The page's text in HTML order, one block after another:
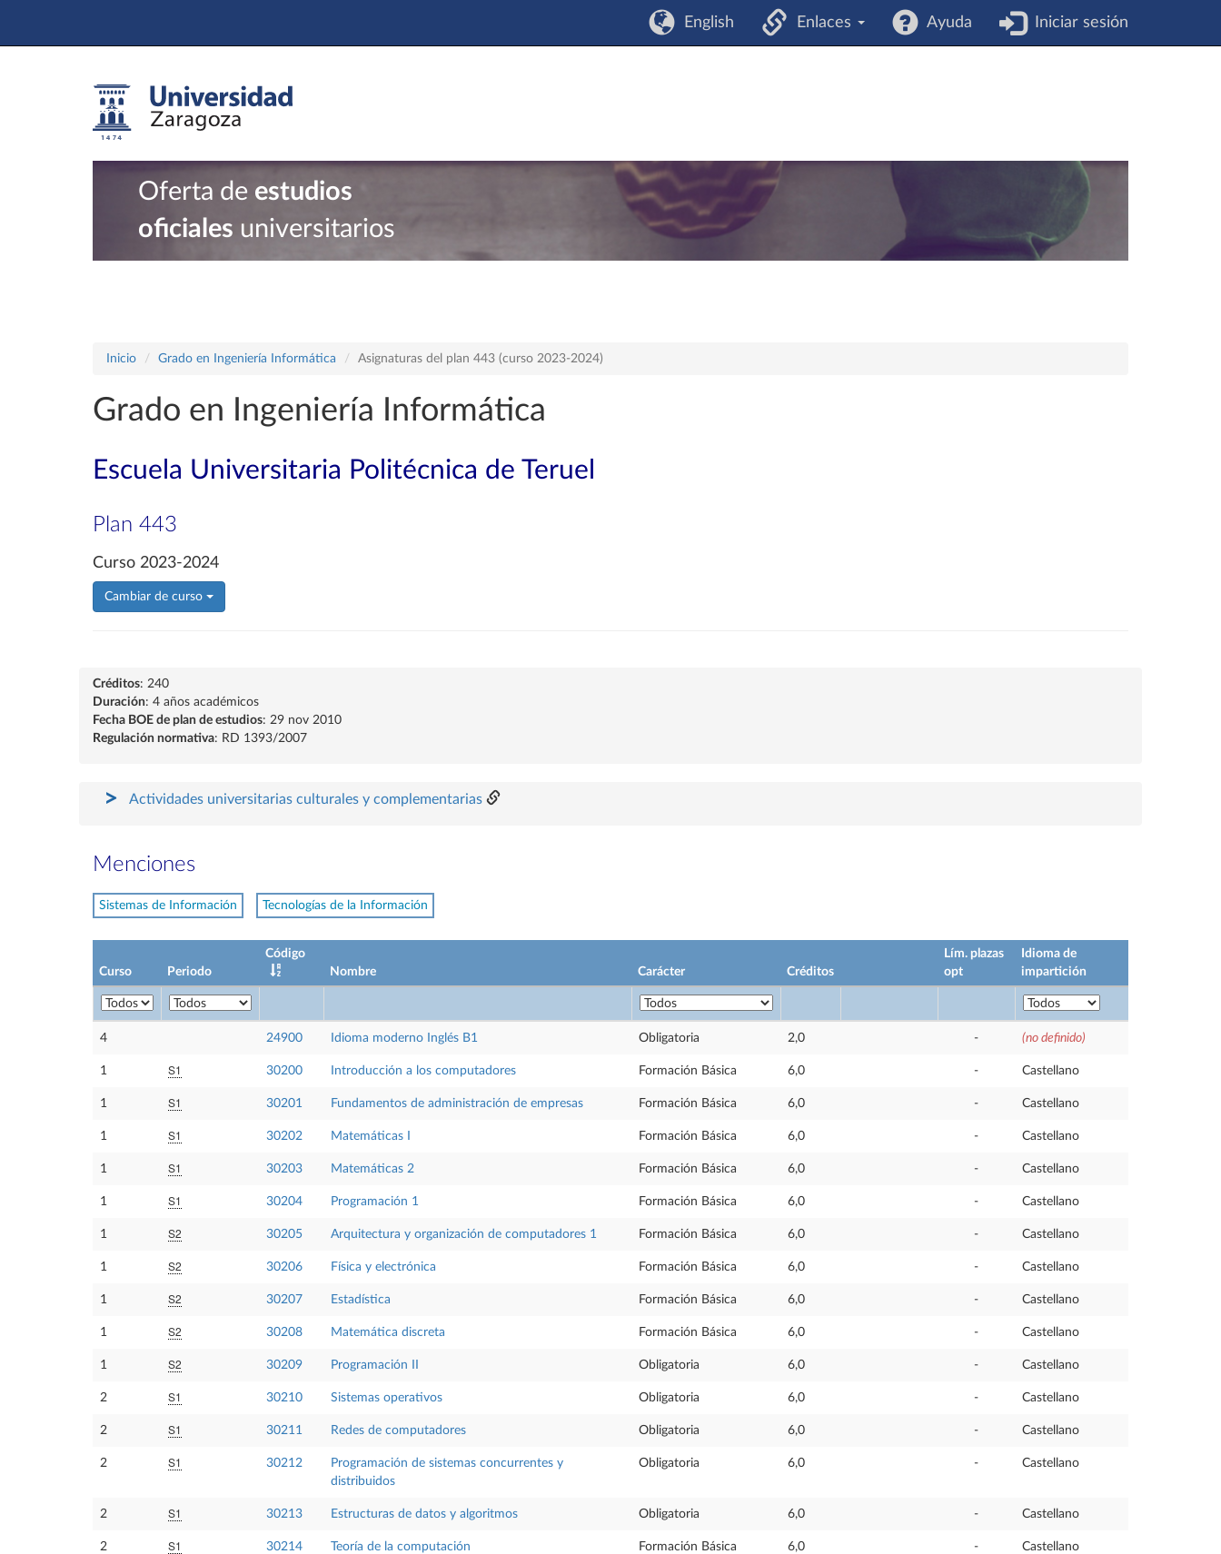
English Enlaces Ayuda Iniciar sesión
Oferta de estudios
oficiales universitarios
Inicio Grado en Ingeniería Informática Asignaturas del plan 443 (curso 2023-2024)
Grado en Ingeniería Informática
Escuela Universitaria Politécnica de Teruel
Plan 443
Curso 2023-2024
Cambiar de curso
Créditos: 240
Duración: 4 años académicos
Fecha BOE de plan de estudios: 29 nov 2010
Regulación normativa: RD 1393/2007
Actividades universitarias culturales y complementarias
Menciones
Sistemas de Información Tecnologías de la Información
Curso Periodo
Código
Nombre
Carácter Créditos
Lím. plazas
opt
Idioma de
impartición
4 24900 Idioma moderno Inglés B1 Obligatoria 2,0 - (no definido)
1 S1 30200 Introducción a los computadores Formación Básica 6,0 - Castellano
1 S1 30201 Fundamentos de administración de empresas Formación Básica 6,0 - Castellano
1 S1 30202 Matemáticas I Formación Básica 6,0 - Castellano
1 S1 30203 Matemáticas 2 Formación Básica 6,0 - Castellano
1 S1 30204 Programación 1 Formación Básica 6,0 - Castellano
1 S2 30205 Arquitectura y organización de computadores 1 Formación Básica 6,0 - Castellano
1 S2 30206 Física y electrónica Formación Básica 6,0 - Castellano
1 S2 30207 Estadística Formación Básica 6,0 - Castellano
1 S2 30208 Matemática discreta Formación Básica 6,0 - Castellano
1 S2 30209 Programación II Obligatoria 6,0 - Castellano
2 S1 30210 Sistemas operativos Obligatoria 6,0 - Castellano
2 S1 30211 Redes de computadores Obligatoria 6,0 - Castellano
2 S1 30212
Programación de sistemas concurrentes y
distribuidos
Obligatoria 6,0 - Castellano
2 S1 30213 Estructuras de datos y algoritmos Obligatoria 6,0 - Castellano
2 S1 30214 Teoría de la computación Formación Básica 6,0 - Castellano